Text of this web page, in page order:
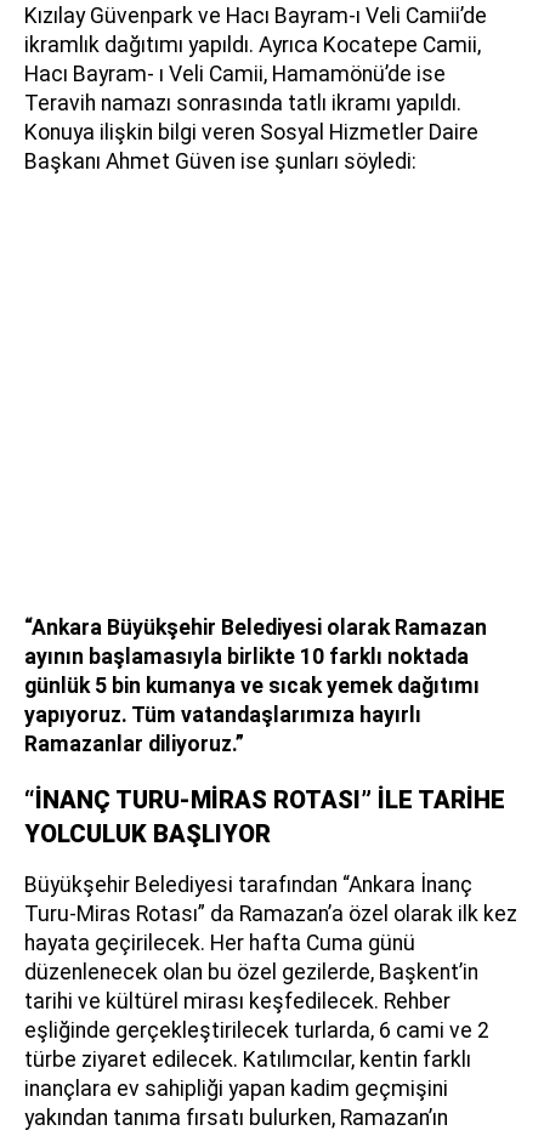
Kızılay Güvenpark ve Hacı Bayram-ı Veli Camii’de
ikramlık dağıtımı yapıldı. Ayrıca Kocatepe Camii,
Hacı Bayram- ı Veli Camii, Hamamönü’de ise
Teravih namazı sonrasında tatlı ikramı yapıldı.
Konuya ilişkin bilgi veren Sosyal Hizmetler Daire
Başkanı Ahmet Güven ise şunları söyledi:
“Ankara Büyükşehir Belediyesi olarak Ramazan
ayının başlamasıyla birlikte 10 farklı noktada
günlük 5 bin kumanya ve sıcak yemek dağıtımı
yapıyoruz. Tüm vatandaşlarımıza hayırlı
Ramazanlar diliyoruz.”
“İNANÇ TURU-MİRAS ROTASI” İLE TARİHE
YOLCULUK BAŞLIYOR
Büyükşehir Belediyesi tarafından “Ankara İnanç
Turu-Miras Rotası” da Ramazan’a özel olarak ilk kez
hayata geçirilecek. Her hafta Cuma günü
düzenlenecek olan bu özel gezilerde, Başkent’in
tarihi ve kültürel mirası keşfedilecek. Rehber
eşliğinde gerçekleştirilecek turlarda, 6 cami ve 2
türbe ziyaret edilecek. Katılımcılar, kentin farklı
inançlara ev sahipliği yapan kadim geçmişini
yakından tanıma fırsatı bulurken, Ramazan’ın